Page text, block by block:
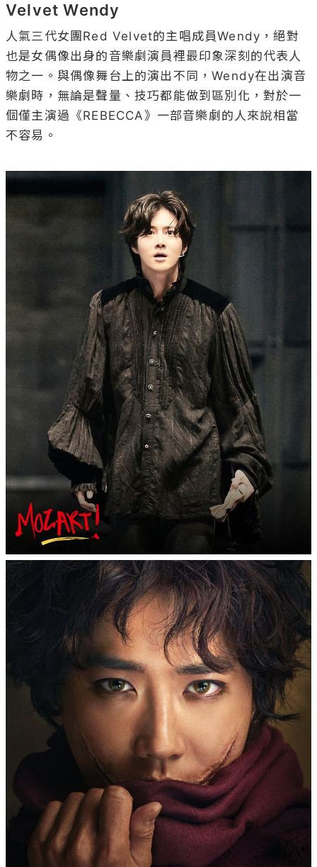
Velvet Wendy
人氣三代女團Red Velvet的主唱成員Wendy，絕對
也是女偶像出身的音樂劇演員裡最印象深刻的代表人
物之一。與偶像舞台上的演出不同，Wendy在出演音
樂劇時，無論是聲量、技巧都能做到區別化，對於一
個僅主演過《REBECCA》一部音樂劇的人來說相當
不容易。